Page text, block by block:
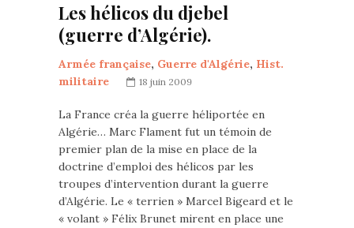
Les hélicos du djebel
(guerre d’Algérie).
Armée française, Guerre d'Algérie, Hist.
militaire
18 juin 2009
La France créa la guerre héliportée en
Algérie… Marc Flament fut un témoin de
premier plan de la mise en place de la
doctrine d’emploi des hélicos par les
troupes d’intervention durant la guerre
d’Algérie. Le « terrien » Marcel Bigeard et le
« volant » Félix Brunet mirent en place une